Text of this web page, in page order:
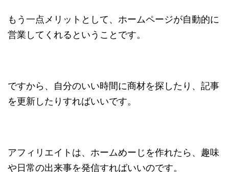
もう一点メリットとして、ホームページが自動的に
営業してくれるということです。
ですから、自分のいい時間に商材を探したり、記事
を更新したりすればいいです。
アフィリエイトは、ホームめーじを作れたら、趣味
や日常の出来事を発信すればいいのです。